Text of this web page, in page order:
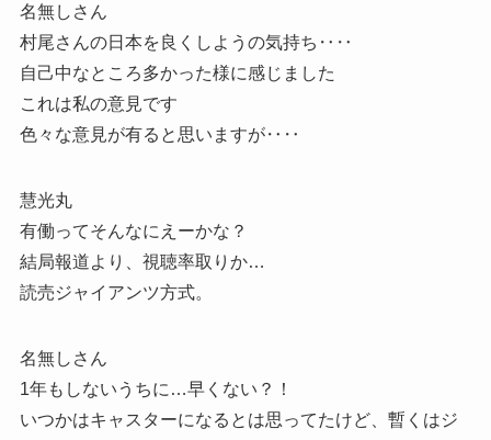
名無しさん
村尾さんの日本を良くしようの気持ち‥‥
自己中なところ多かった様に感じました
これは私の意見です
色々な意見が有ると思いますが‥‥
慧光丸
有働ってそんなにえーかな？
結局報道より、視聴率取りか…
読売ジャイアンツ方式。
名無しさん
1年もしないうちに…早くない？！
いつかはキャスターになるとは思ってたけど、暫くはジ